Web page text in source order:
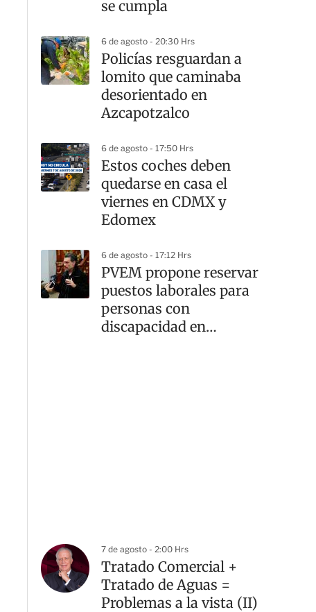
se cumpla
6 de agosto - 20:30 Hrs
Policías resguardan a
lomito que caminaba
desorientado en
Azcapotzalco
6 de agosto - 17:50 Hrs
Estos coches deben
quedarse en casa el
viernes en CDMX y
Edomex
6 de agosto - 17:12 Hrs
PVEM propone reservar
puestos laborales para
personas con
discapacidad en
7 de agosto - 2:00 Hrs
Tratado Comercial +
Tratado de Aguas =
Problemas a la vista (II)